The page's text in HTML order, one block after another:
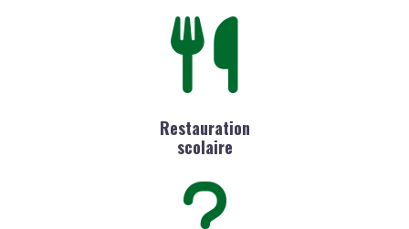
Restauration
scolaire